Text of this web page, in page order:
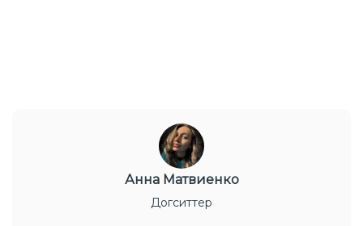
Анна Матвиенко
Догситтер